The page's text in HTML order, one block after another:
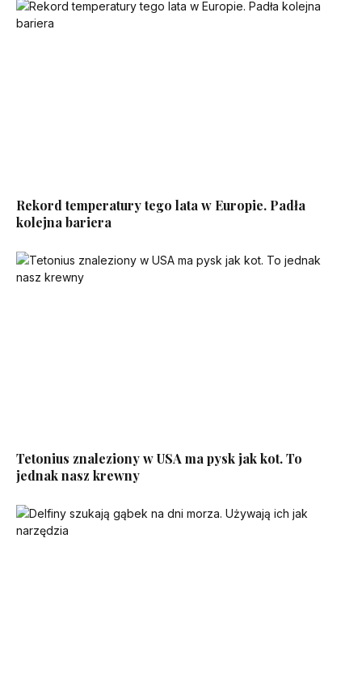
Rekord temperatury tego lata w Europie. Padła
kolejna bariera
Tetonius znaleziony w USA ma pysk jak kot. To
jednak nasz krewny